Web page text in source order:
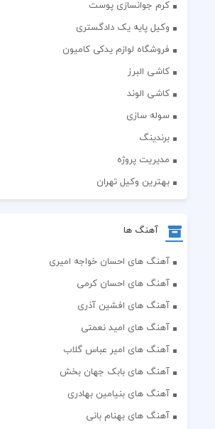
کرم جوانسازی پوست
وکیل پایه یک دادگستری
فروشگاه لوازم یدکی کامیون
کاشی البرز
کاشی الوند
سوله سازی
برندینگ
مدیریت پروژه
بهترین وکیل تهران
آهنگ ها
آهنگ های احسان خواجه امیری
آهنگ های احسان کرمی
آهنگ های افشین آذری
آهنگ های امید نعمتی
آهنگ های امیر عباس گلاب
آهنگ های بابک جهان بخش
آهنگ های بنیامین بهادری
آهنگ های بهنام بانی